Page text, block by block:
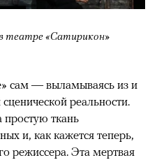
театре «Сатирикон»
сам — выламываясь из и
реальности.
ткань
и, как кажется теперь,
режиссера. Эта мертвая